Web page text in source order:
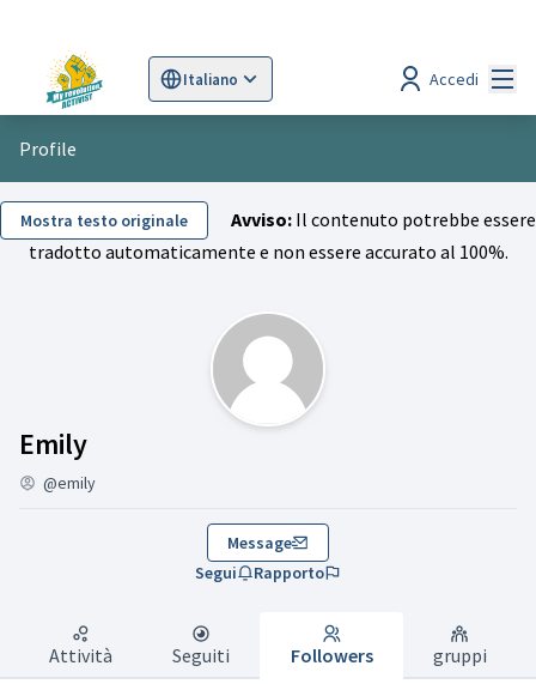
Italiano
Sprache wählen Scegli la lingua
Accedi
Profile
Mostra testo originale Avviso: Il contenuto potrebbe essere
tradotto automaticamente e non essere accurato al 100%.
EmilyFollowers (Emily)
@emily
Message
Segui
Rapporto
Attività Seguiti Followers gruppi